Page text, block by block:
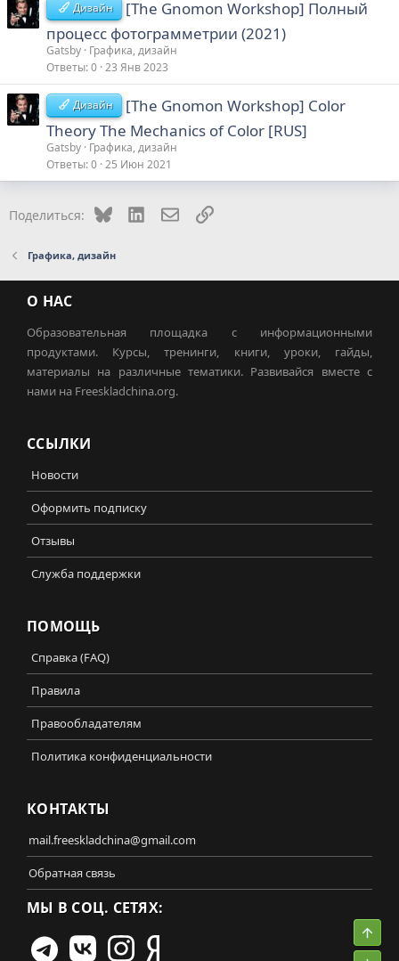
Дизайн
[The Gnomon Workshop] Полный
процесс фотограмметрии (2021)
Gatsby Графика, дизайн
Ответы 0 23 Янв 2023
Дизайн
[The Gnomon Workshop] Color
Theory The Mechanics of Color [RUS]
Gatsby Графика, дизайн
Ответы 0 25 Июн 2021
Поделиться: Bluesky LinkedInЭлектронная почта
Ссылка
Графика, дизайн
О НАС
Образовательная площадка с информационными
продуктами. Курсы, тренинги, книги, уроки, гайды,
материалы на различные тематики. Развивайся вместе с
нами на Freeskladchina.org.
ССЫЛКИ
Новости
Оформить подписку
Отзывы
Служба поддержки
ПОМОЩЬ
Справка (FAQ)
Правила
Правообладателям
Политика конфиденциальности
КОНТАКТЫ
mail.freeskladchina@gmail.com
Обратная связь
МЫ В СОЦ. СЕТЯХ: